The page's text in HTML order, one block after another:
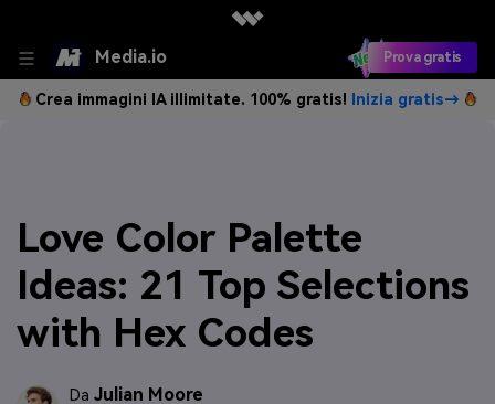
Media.io Prova gratis
Crea immagini IA illimitate. 100% gratis! Inizia gratis→
Love Color Palette
Ideas: 21 Top Selections
with Hex Codes
Da Julian Moore